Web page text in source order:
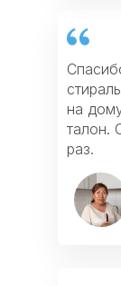
на
талон.
раз.
сделал
Мастер
все